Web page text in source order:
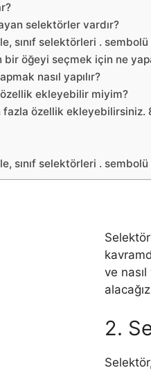
selektörler vardır?
sınıf selektörleri .
bir öğeyi seçmek için ne
nasıl yapılır?
ekleyebilir miyim?
özellik ekleyebilirsiniz.
sınıf selektörleri .
ve nasıl
2.